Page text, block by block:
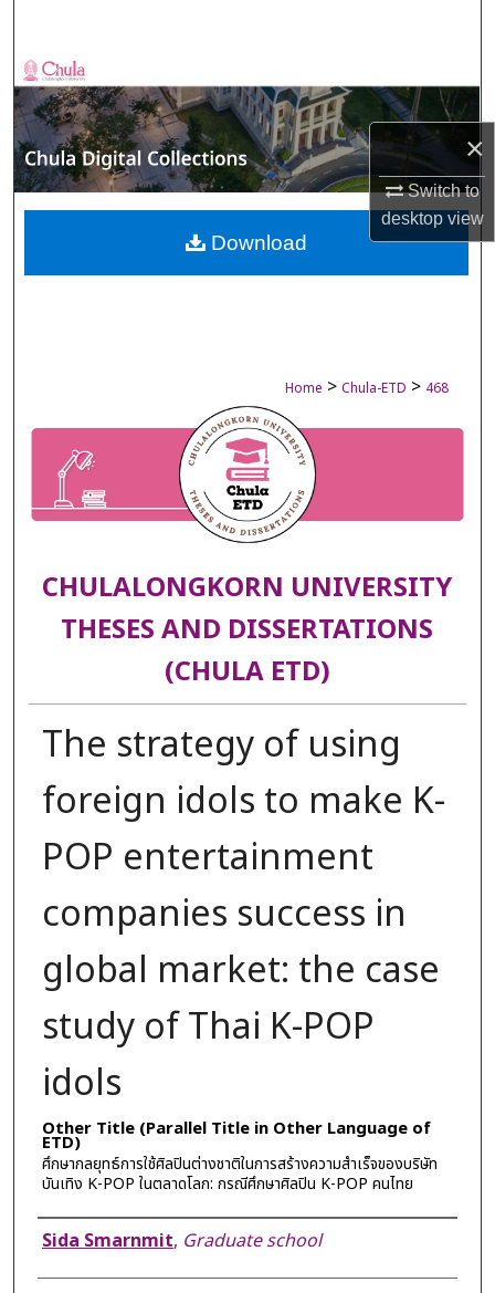
×
Switch to
desktopview
Browse Collections
My Account
About
Digital Commons Network™
Home > Chula-ETD > 468
CHULALONGKORN UNIVERSITY
THESES AND DISSERTATIONS
(CHULA ETD)
The strategy of using
foreign idols to make K-
POP entertainment
companies success in
global market: the case
study of Thai K-POP
idols
Other Title (Parallel Title in Other Language of
ETD)
ศึกษากลยุทธ์การใช้ศิลปินต่างชาติในการสร้างความสำเร็จของบริษัท
บันเทิง K-POP ในตลาดโลก: กรณีศึกษาศิลปิน K-POP คนไทย
Author
Sida Smarnmit, Graduate school
Download